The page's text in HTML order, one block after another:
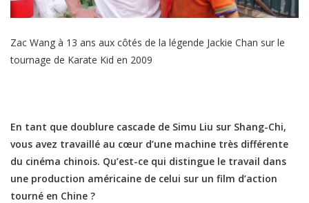
Zac Wang à 13 ans aux côtés de la légende Jackie Chan sur le
tournage de Karate Kid en 2009
En tant que doublure cascade de Simu Liu sur Shang-Chi,
vous avez travaillé au cœur d’une machine très différente
du cinéma chinois. Qu’est-ce qui distingue le travail dans
une production américaine de celui sur un film d’action
tourné en Chine ?